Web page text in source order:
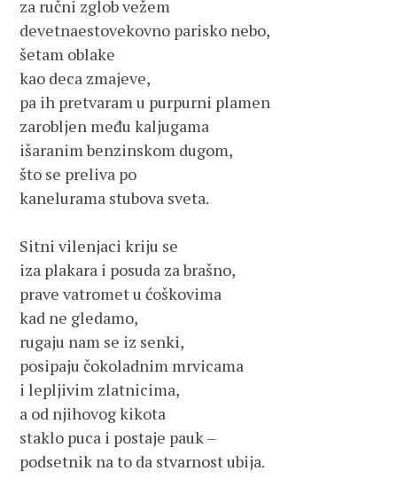
za ručni zglob vežem
devetnaestovekovno parisko nebo,
šetam oblake
kao deca zmajeve,
pa ih pretvaram u purpurni plamen
zarobljen među kaljugama
išaranim benzinskom dugom,
što se preliva po
kanelurama stubova sveta.
Sitni vilenjaci kriju se
iza plakara i posuda za brašno,
prave vatromet u ćoškovima
kad ne gledamo,
rugaju nam se iz senki,
posipaju čokoladnim mrvicama
i lepljivim zlatnicima,
a od njihovog kikota
staklo puca i postaje pauk –
podsetnik na to da stvarnost ubija.